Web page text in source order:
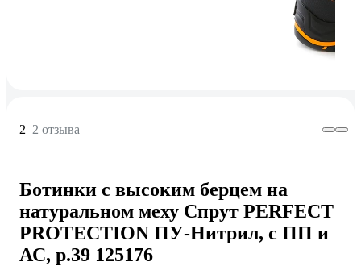
2 2 отзыва
Ботинки с высоким берцем на
натуральном меху Спрут PERFECT
PROTECTION ПУ-Нитрил, с ПП и
АС, р.39 125176